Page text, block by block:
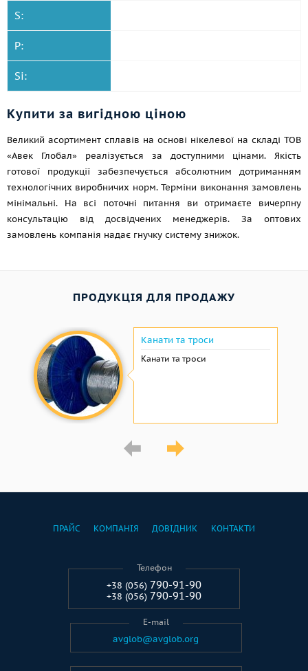
S:
P:
Si:
Купити за вигідною ціною
Великий асортимент сплавів на основі нікелевої на складі ТОВ
«Авек Глобал» реалізується за доступними цінами. Якість
готової продукції забезпечується абсолютним дотриманням
технологічних виробничих норм. Терміни виконання замовлень
мінімальні. На всі поточні питання ви отримаєте вичерпну
консультацію від досвідчених менеджерів. За оптових
замовлень компанія надає гнучку систему знижок.
ПРОДУКЦІЯ ДЛЯ ПРОДАЖУ
Канати та троси
Канати та троси
ПРАЙС КОМПАНІЯ ДОВІДНИК КОНТАКТИ
Телефон
+38 (056) 790-91-90
+38 (056) 790-91-90
E-mail
avglob@avglob.org